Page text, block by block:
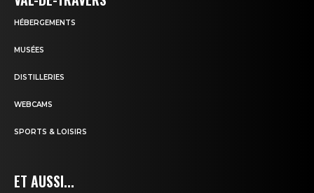
HÉBERGEMENTS
MUSÉES
DISTILLERIES
WEBCAMS
SPORTS & LOISIRS
ET AUSSI...